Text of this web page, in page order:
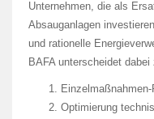
Unternehmen, die als
Absauganlagen
und rationelle
BAFA unterscheidet
Optimierung